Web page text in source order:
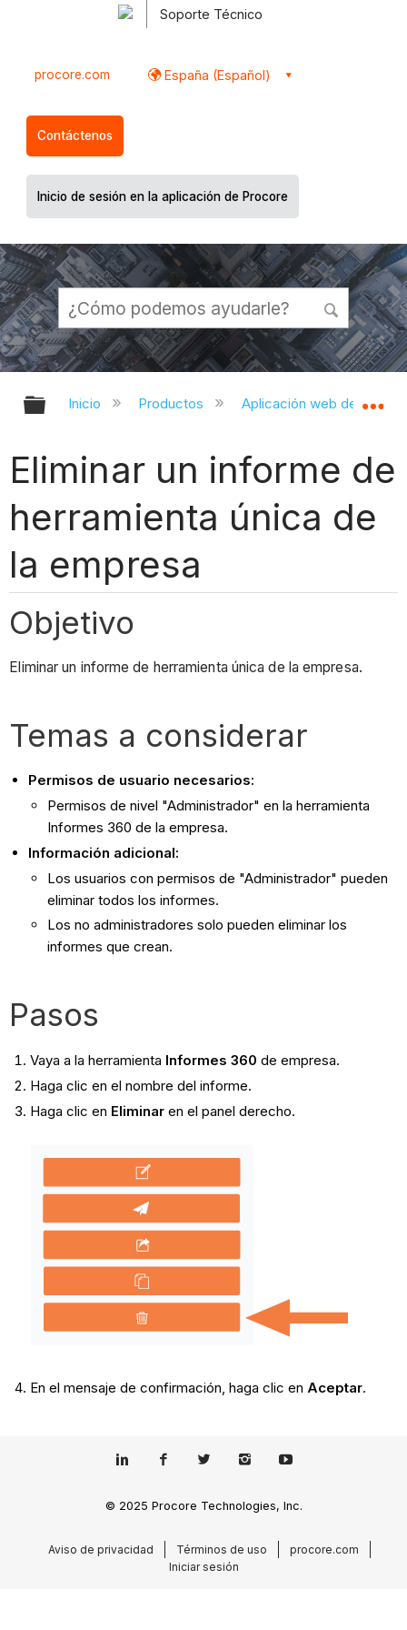
Soporte Técnico
procore.com España (Español)
Contáctenos
Inicio de sesión en la aplicación de Procore
Expandir/contraer jerarquía global
Inicio Productos Aplicación web de
Eliminar un informe de
herramienta única de
la empresa
Objetivo
Eliminar un informe de herramienta única de la empresa.
Temas a considerar
Permisos de usuario necesarios:
Permisos de nivel "Administrador" en la herramienta
Informes 360 de la empresa.
Información adicional:
Los usuarios con permisos de "Administrador" pueden
eliminar todos los informes.
Los no administradores solo pueden eliminar los
informes que crean.
Pasos
Vaya a la herramienta Informes 360 de empresa.
Haga clic en el nombre del informe.
Haga clic en Eliminaren el panel derecho.
En el mensaje de confirmación, haga clic en Aceptar.
© 2025 Procore Technologies, Inc.
Aviso de privacidad Términos de uso
procore.com
Iniciar sesión